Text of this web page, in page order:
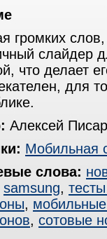
громких
слайдер
что делает
для
Алексей
Мобильная
слова:
samsung,
,
, сотовые